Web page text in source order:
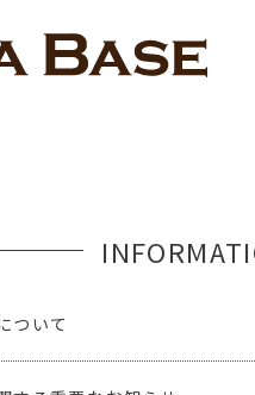
ついて